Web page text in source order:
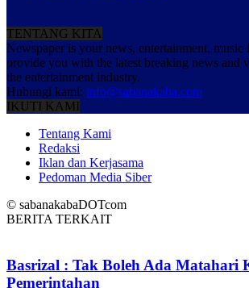
TENTANG KITA
Newspaper is your news, entertainment, music
provide you with the latest breaking news and
the entertainment industry.
Hubungi kami: info@sabanakaba.com
IKUTI KAMI
Tentang Kami
Redaksi
Iklan dan Kerjasama
Pedoman Media Siber
© sabanakabaDOTcom
BERITA TERKAIT
Basrizal : Tak Boleh Ada Matahari
Pemerintahan